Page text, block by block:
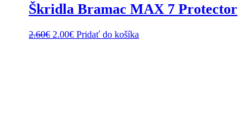
Škridla Bramac MAX 7 Protector
2.60€ Pôvodná
2.00€Aktuálna
Pridať do košíka